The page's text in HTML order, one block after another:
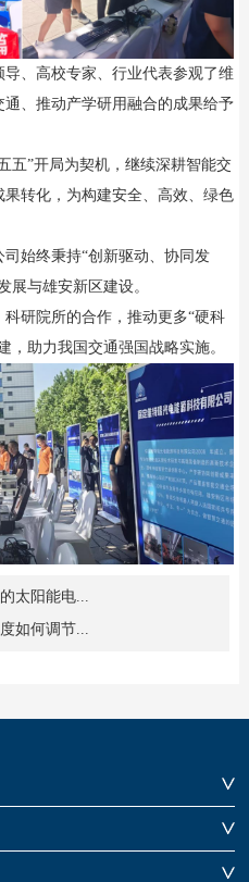
、高校专家、行业代表参观了维
、推动产学研用融合的成果给予
五”开局为契机，继续深耕智能交
转化，为构建安全、高效、绿色
始终秉持“创新驱动、协同发
展与雄安新区建设。
研院所的合作，推动更多“硬科
，助力我国交通强国战略实施。
太阳能电...
如何调节...